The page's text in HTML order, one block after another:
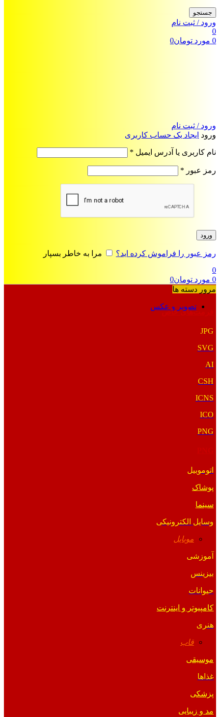
جستجو
ورود / ثبت نام
0
0 مورد تومان0
ورود / ثبت نام
ورود ایجاد یک حساب کاربری
نام کاربری یا آدرس ایمیل *
رمز عبور *
ورود
رمز عبور را فراموش کرده اید؟
مرا به خاطر بسپار
0
0 مورد تومان0
مرور دسته ها
تصویر و عکس
فرمت‌های خاص
JPG
SVG
AI
CSH
ICNS
ICO
PNG
اتوموبیل
پوشاک
سینما
وسایل الکترونیکی
موبایل
آموزشی
بیزینس
حیوانات
کامپیوتر و اینترنت
هنری
قاب
موسیقی
غذاها
پزشکی
مد و زیبایی